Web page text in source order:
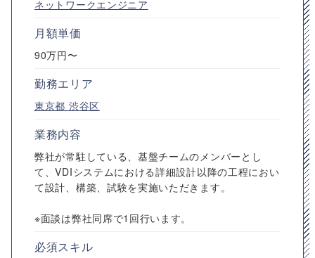
ネットワークエンジニア
月額単価
90万円〜
勤務エリア
東京都 渋谷区
業務内容
弊社が常駐している、基盤チームのメンバーとし
て、VDIシステムにおける詳細設計以降の工程におい
て設計、構築、試験を実施いただきます。
※面談は弊社同席で1回行います。
必須スキル